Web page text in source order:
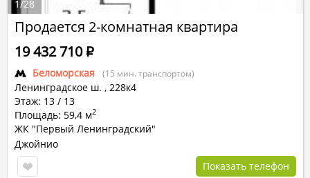
Продается 2-комнатная квартира
Беломорская (15 мин. транспортом)
Ленинградское ш. , 228к4
Этаж: 13 / 13
Площадь: 59,4 м2
ЖК "Первый Ленинградский"
19 432 710Р
Джойнио
Показать телефон
1/28